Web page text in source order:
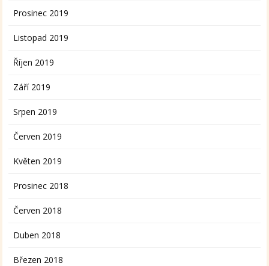
Prosinec 2019
Listopad 2019
Říjen 2019
Září 2019
Srpen 2019
Červen 2019
Květen 2019
Prosinec 2018
Červen 2018
Duben 2018
Březen 2018